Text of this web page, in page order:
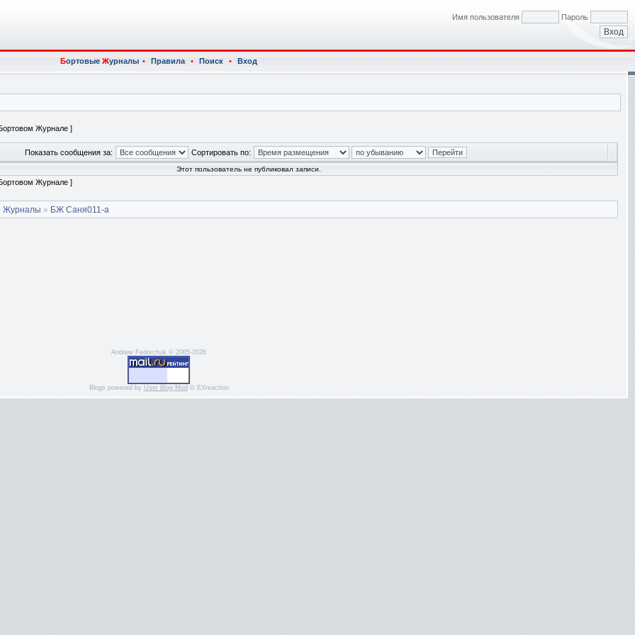
Имя пользователя Пароль
БортовыеЖурналы • Правила • Поиск • Вход
Журнале ]
Показать сообщения за: Сортировать по:
Этот пользователь не публиковал записи.
Журнале ]
Журналы » БЖ Саня011-а
Andrew Fedorchuk © 2005-2026
Blogs powered by User Blog Mod © EXreaction